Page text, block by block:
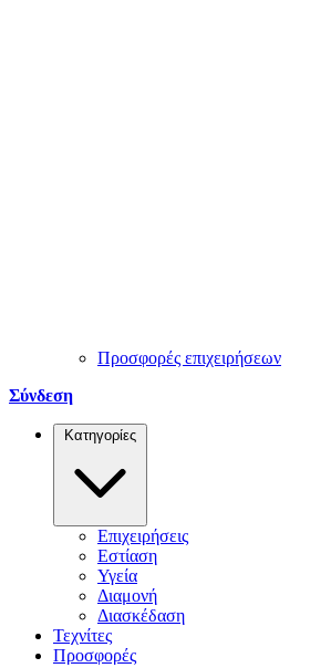
Προσφορές επιχειρήσεων
Σύνδεση
Κατηγορίες
Επιχειρήσεις
Εστίαση
Υγεία
Διαμονή
Διασκέδαση
Τεχνίτες
Προσφορές